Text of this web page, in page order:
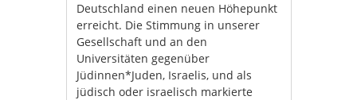
Deutschland einen neuen Höhepunkt
erreicht. Die Stimmung in unserer
Gesellschaft und an den
Universitäten gegenüber
Jüdinnen*Juden, Israelis, und als
jüdisch oder israelisch markierte